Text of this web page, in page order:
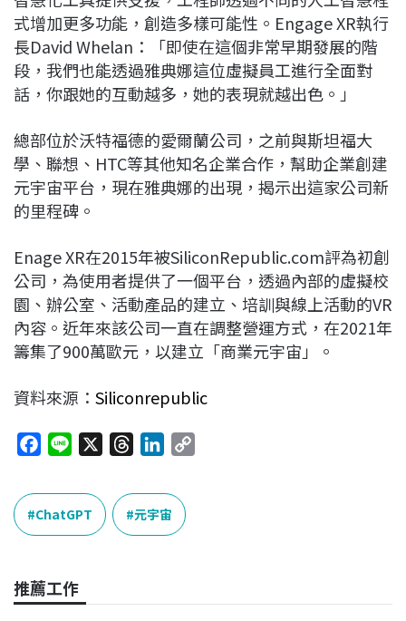
式增加更多功能，創造多樣可能性。Engage XR執行
長David Whelan：「即使在這個非常早期發展的階
段，我們也能透過雅典娜這位虛擬員工進行全面對
話，你跟她的互動越多，她的表現就越出色。」
總部位於沃特福德的愛爾蘭公司，之前與斯坦福大
學、聯想、HTC等其他知名企業合作，幫助企業創建
元宇宙平台，現在雅典娜的出現，揭示出這家公司新
的里程碑。
Enage XR在2015年被SiliconRepublic.com評為初創
公司，為使用者提供了一個平台，透過內部的虛擬校
園、辦公室、活動產品的建立、培訓與線上活動的VR
內容。近年來該公司一直在調整營運方式，在2021年
籌集了900萬歐元，以建立「商業元宇宙」。
資料來源： Siliconrepublic
c
e
b
o
k
n
e
r
e
a
n
k
e
n
k
ChatGPT 元宇宙
推薦工作